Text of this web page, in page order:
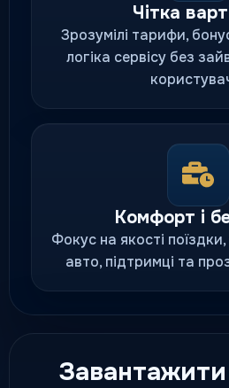
Чітка
Зрозумілі тарифи,
логіка сервісу без
Комфорт і
Фокус на якості поїздки,
авто, підтримці та